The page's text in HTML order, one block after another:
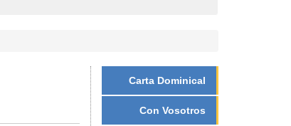
Carta Dominical
Con Vosotros